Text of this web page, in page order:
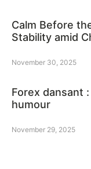
Calm Before
Stability amid
November 30, 2025
Forex dansant
humour
November 29, 2025